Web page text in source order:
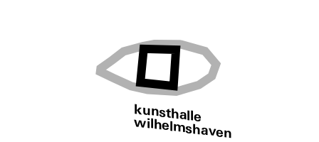
kunsthalle
wilhelmshaven